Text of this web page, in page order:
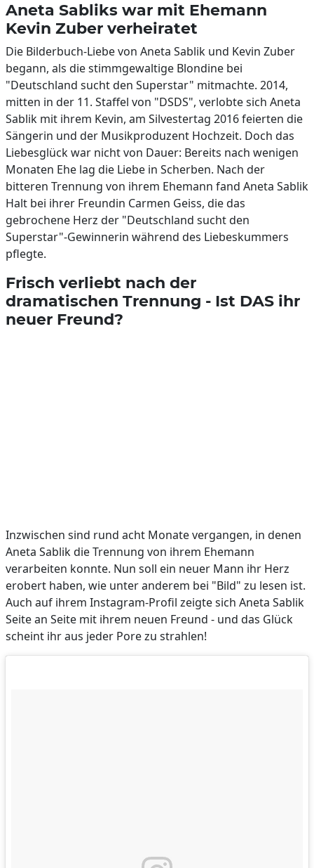
Aneta Sabliks war mit Ehemann
Kevin Zuber verheiratet
Die Bilderbuch-Liebe von Aneta Sablik und Kevin Zuber
begann, als die stimmgewaltige Blondine bei
"Deutschland sucht den Superstar" mitmachte. 2014,
mitten in der 11. Staffel von "DSDS", verlobte sich Aneta
Sablik mit ihrem Kevin, am Silvestertag 2016 feierten die
Sängerin und der Musikproduzent Hochzeit. Doch das
Liebesglück war nicht von Dauer: Bereits nach wenigen
Monaten Ehe lag die Liebe in Scherben. Nach der
bitteren Trennung von ihrem Ehemann fand Aneta Sablik
Halt bei ihrer Freundin Carmen Geiss, die das
gebrochene Herz der "Deutschland sucht den
Superstar"-Gewinnerin während des Liebeskummers
pflegte.
Frisch verliebt nach der
dramatischen Trennung - Ist DAS ihr
neuer Freund?
Inzwischen sind rund acht Monate vergangen, in denen
Aneta Sablik die Trennung von ihrem Ehemann
verarbeiten konnte. Nun soll ein neuer Mann ihr Herz
erobert haben, wie unter anderem bei "Bild" zu lesen ist.
Auch auf ihrem Instagram-Profil zeigte sich Aneta Sablik
Seite an Seite mit ihrem neuen Freund - und das Glück
scheint ihr aus jeder Pore zu strahlen!